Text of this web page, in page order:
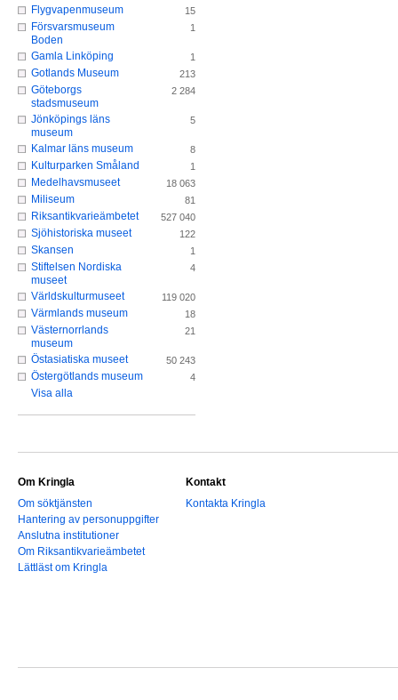
Flygvapenmuseum 15
Försvarsmuseum
Boden
1
Gamla Linköping 1
Gotlands Museum 213
Göteborgs
stadsmuseum
2 284
Jönköpings läns
museum
5
Kalmar läns museum 8
Kulturparken Småland 1
Medelhavsmuseet 18 063
Miliseum 81
Riksantikvarieämbetet 527 040
Sjöhistoriska museet 122
Skansen 1
Stiftelsen Nordiska
museet
4
Världskulturmuseet 119 020
Värmlands museum 18
Västernorrlands
museum
21
Östasiatiska museet 50 243
Östergötlands museum 4
Visa alla
Om Kringla
Om söktjänsten
Hantering av personuppgifter
Anslutna institutioner
Om Riksantikvarieämbetet
Lättläst om Kringla
Kontakt
Kontakta Kringla